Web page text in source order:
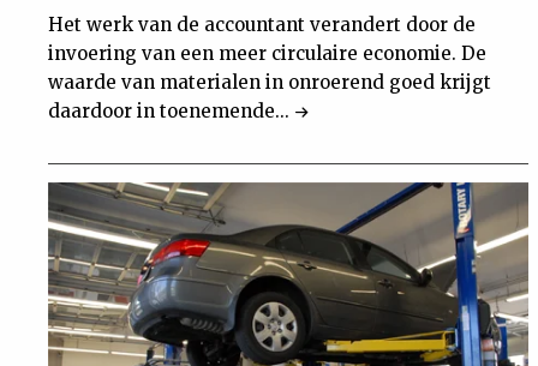
Het werk van de accountant verandert door de
invoering van een meer circulaire economie. De
waarde van materialen in onroerend goed krijgt
daardoor in toenemende...